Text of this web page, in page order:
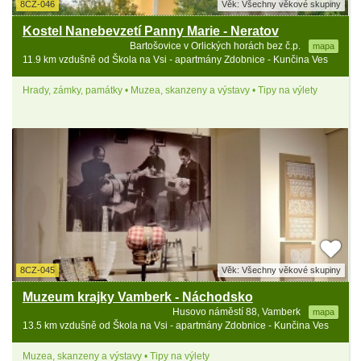
8CZ-046 Věk: Všechny věkové skupiny
Kostel Nanebevzetí Panny Marie - Neratov
Bartošovice v Orlických horách bez č.p. mapa
11.9 km vzdušně od Škola na Vsi - apartmány Zdobnice - Kunčina Ves
Hrady, zámky, památky • Muzea, skanzeny a výstavy • Tipy na výlety
8CZ-045 Věk: Všechny věkové skupiny
Muzeum krajky Vamberk - Náchodsko
Husovo náměstí 88, Vamberk mapa
13.5 km vzdušně od Škola na Vsi - apartmány Zdobnice - Kunčina Ves
Muzea, skanzeny a výstavy • Tipy na výlety